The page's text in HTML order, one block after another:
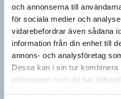
och annonserna till
för sociala medier och
vidarebefordrar även sådana
information från din enhet till
annons- och analysföretag
Dessa kan i sin tur kombinera
information som du har
Vilket språk är detta?
KVISS
I det här kvisset möter du texter
författare på tolv olika språk
är språken?